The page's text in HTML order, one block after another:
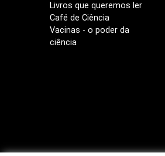
Livros que queremos ler
Café de Ciência
Vacinas - o poder da
ciência